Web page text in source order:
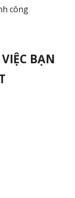
công
BẠN